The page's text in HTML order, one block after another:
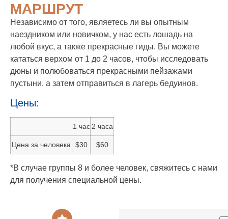
МАРШРУТ
Независимо от того, являетесь ли вы опытным
наездником или новичком, у нас есть лошадь на
любой вкус, а также прекрасные гиды. Вы можете
кататься верхом от 1 до 2 часов, чтобы исследовать
дюны и полюбоваться прекрасными пейзажами
пустыни, а затем отправиться в лагерь бедуинов.
Цены:
1 час 2 часа
Цена за человека $30 $60
*В случае группы 8 и более человек, свяжитесь с нами
для получения специальной цены.